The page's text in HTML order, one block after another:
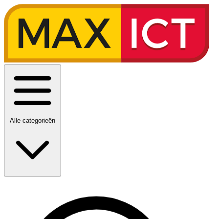
Alle categorieën